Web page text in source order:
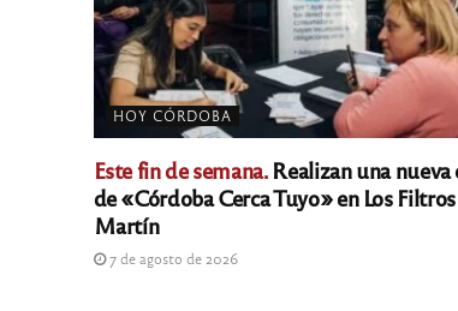
HOY CÓRDOBA
Este fin de semana.Realizan una nueva
de «Córdoba Cerca Tuyo» en Los Filtros
Martín
7 de agosto de 2026